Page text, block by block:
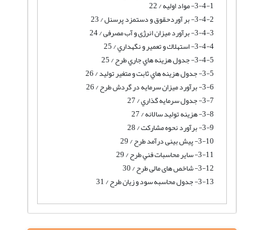
3-4-1- مواد اوليه / 22
3-4-2- بر آوردحقوق و دستمزد پرسنل / 23
3-4-3- برآورد میزان انرژی و آب مصرفی / 24
3-4-4- استهلاك و تعمير و نگهداري / 25
3-4-5- جدول هزينه هاي جاري طرح / 25
3-5- جدول هزينه هاي ثابت و متغير توليد / 26
3-6- برآورد میزان سرمایه در گردش طرح / 26
3-7- جدول سرمايه گذاري / 27
3-8- هزینه تولید سالانه / 27
3-9- برآورد نحوه مشارکت / 28
3-10- پیش بینی درآمد طرح / 29
3-11- ساير محاسبات فني طرح / 29
3-12- شاخص های مالی طرح / 30
3-13- جدول محاسبه سود و زیان طرح / 31